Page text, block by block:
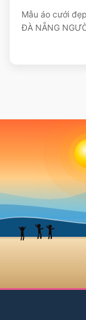
Mẫu áo cưới
ĐÀ NẴNG